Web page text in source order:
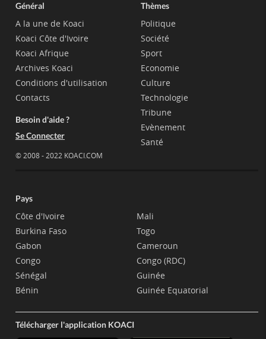
Général
A la une de Koaci
Koaci Côte d'Ivoire
Koaci Afrique
Archives Koaci
Conditions d'utilisation
Contacts
Besoin d'aide ?
Se Connecter
© 2008 - 2022 KOACI.COM
Thèmes
Politique
Société
Sport
Economie
Culture
Technologie
Tribune
Evènement
Santé
Pays
Côte d'Ivoire
Burkina Faso
Gabon
Congo
Sénégal
Bénin
Mali
Togo
Cameroun
Congo (RDC)
Guinée
Guinée Equatorial
Télécharger l'application KOACI